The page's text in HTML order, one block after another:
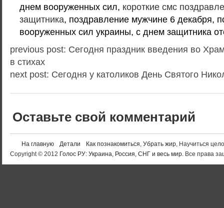
днем вооруженных сил, короткие смс
защитника, поздравление мужчине 6 декабря,
вооруженных сил украины, с днем защитника
previous post: Сегодня праздник введения во
в стихах
next post: Сегодня у католиков День Святого
Оставьте свой комментарий
На главную Детали Как познакомиться, Убрать жир, Научиться
Copyright © 2012 Голос РУ: Украина, Россия, СНГ и весь мир. Все права